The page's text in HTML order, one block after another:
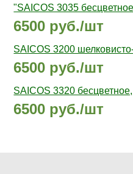
"SAICOS 3035
6500 руб./шт
SAICOS 3200
6500 руб./шт
SAICOS 3320
6500 руб./шт